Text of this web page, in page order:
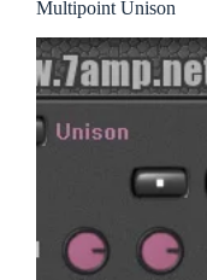
Multipoint Unison